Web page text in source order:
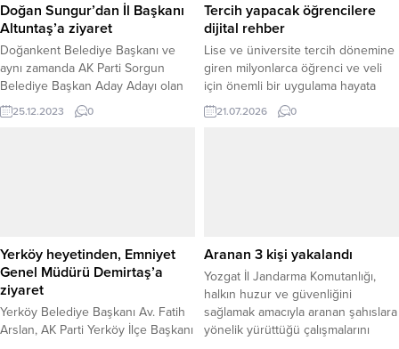
Doğan Sungur’dan İl Başkanı
Altuntaş’a ziyaret
Doğankent Belediye Başkanı ve
aynı zamanda AK Parti Sorgun
Belediye Başkan Aday Adayı olan
Doğan Sungur, beraberindeki
heyetle birlikte, AK Parti Yozgat İl
25.12.2023 0
Tercih yapacak öğrencilere
dijital rehber
Lise ve üniversite tercih dönemine
giren milyonlarca öğrenci ve veli
için önemli bir uygulama hayata
geçirildi. İŞKUR tarafından
geliştirilen Danışman Bilgi Sistemi
süresi, istihdam oranı, ücret düzeyi
ve kariyer...
21.07.2026 0
Yerköy heyetinden, Emniyet
Genel Müdürü Demirtaş’a
ziyaret
Yerköy Belediye Başkanı Av. Fatih
Arslan, AK Parti Yerköy İlçe Başkanı
Aranan 3 kişi yakalandı
Yozgat İl Jandarma Komutanlığı,
halkın huzur ve güvenliğini
sağlamak amacıyla aranan şahıslara
yönelik yürüttüğü çalışmalarını